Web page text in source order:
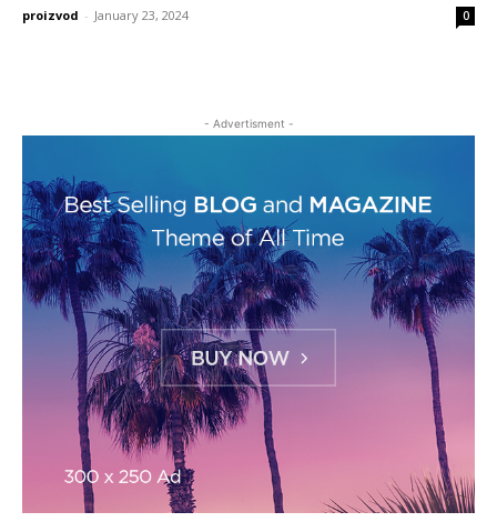
proizvod - January 23, 2024 0
- Advertisment -